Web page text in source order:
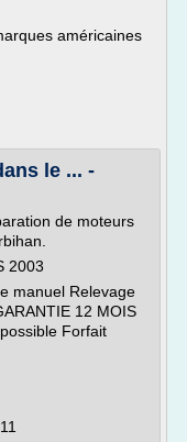
américaines
le ... -
de moteurs
2003
manuel Relevage
12 MOIS
Forfait